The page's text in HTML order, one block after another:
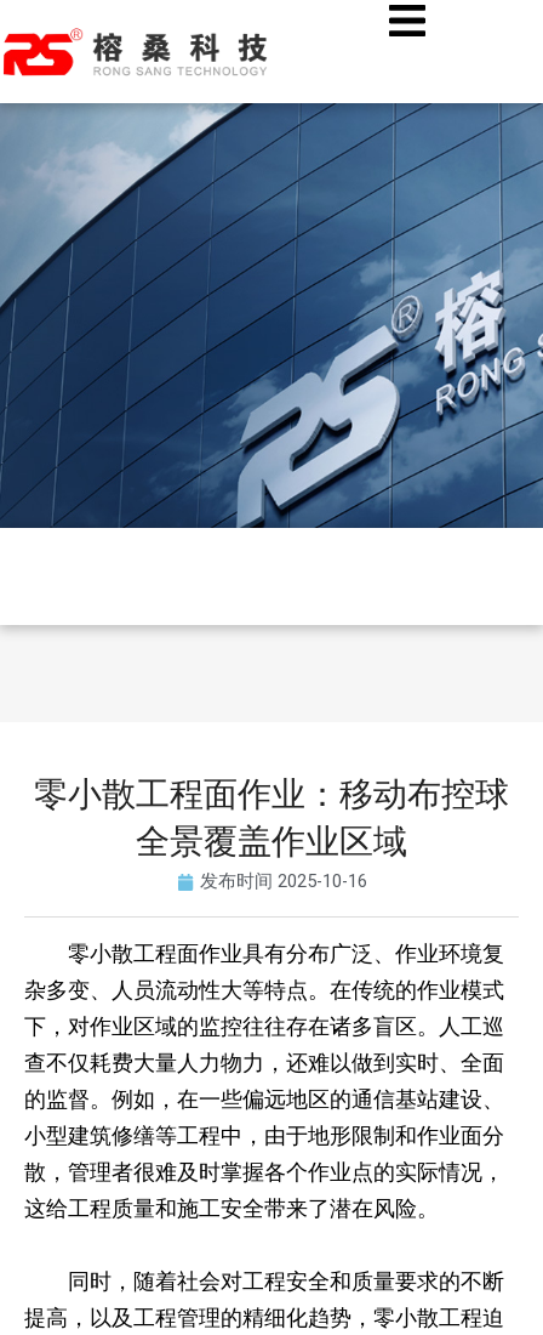
至
内
容
AI融合图像识别技术：燃气特种作业现场安全绳佩戴智能监管
零小散工程面作业：移动布控球
全景覆盖作业区域
发布时间 2025-10-16
零小散工程面作业具有分布广泛、作业环境复
杂多变、人员流动性大等特点。在传统的作业模式
下，对作业区域的监控往往存在诸多盲区。人工巡
查不仅耗费大量人力物力，还难以做到实时、全面
的监督。例如，在一些偏远地区的通信基站建设、
小型建筑修缮等工程中，由于地形限制和作业面分
散，管理者很难及时掌握各个作业点的实际情况，
这给工程质量和施工安全带来了潜在风险。
同时，随着社会对工程安全和质量要求的不断
提高，以及工程管理的精细化趋势，零小散工程迫